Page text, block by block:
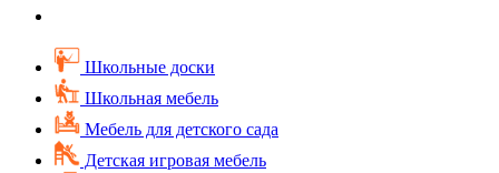
Школьные доски
Школьная мебель
Мебель для детского сада
Детская игровая мебель